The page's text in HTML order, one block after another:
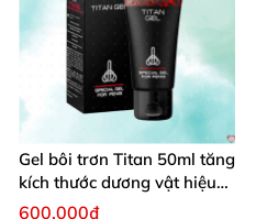
Gel bôi trơn Titan 50ml tăng
kích thước dương vật hiệu
quả
600.000₫